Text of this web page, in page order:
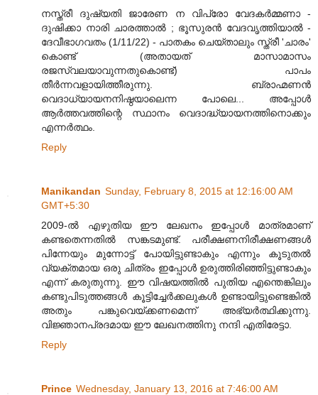
നസ്ത്രീ ദുഷ്യതി ജാരേണ ന വിപ്രോ വേദകര്‍മ്മണാ -
ദുഷിക്കാ നാരി ചാരത്താല്‍ ; ഭൂസുരന്‍ വേദവൃത്തിയാല്‍ -
ദേവീഭാഗവതം (1/11/22) - പാതകം ചെയ്താലും സ്ത്രീ 'ചാരം'
കൊണ്ട് (അതായത് മാസാമാസം
രജസ്വലയാവുന്നതുകൊണ്ട്) പാപം
തീര്‍ന്നവളായിത്തീരുന്നു. ബ്രാഹ്മണന്‍
വെദാധ്യായനനിഷ്ഠയാലെന്ന പോലെ... അപ്പോള്‍
ആര്‍ത്തവത്തിന്റെ സ്ഥാനം വെദാദ്ധ്യായനത്തിനൊക്കും
എന്നര്‍ത്ഥം.
Reply
Manikandan Sunday, February 8, 2015 at 12:16:00 AM
GMT+5:30
2009-ൽ എഴുതിയ ഈ ലേഖനം ഇപ്പോൾ മാത്രമാണ്
കണ്ടതെന്നതിൽ സങ്കടമുണ്ട്. പരീക്ഷണനിരീക്ഷണങ്ങൾ
പിന്നേയും മുന്നോട്ട് പോയിട്ടുണ്ടാകും എന്നും കൂടുതൽ
വ്യക്തമായ ഒരു ചിത്രം ഇപ്പോൾ ഉരുത്തിരിഞ്ഞിട്ടുണ്ടാകും
എന്ന് കരുതുന്നു. ഈ വിഷയത്തിൽ പുതിയ എന്തെങ്കിലും
കണ്ടുപിടുത്തങ്ങൾ കൂട്ടിച്ചേർക്കലുകൾ ഉണ്ടായിട്ടുണ്ടെങ്കിൽ
അതും പങ്കുവെയ്ക്കണമെന്ന് അഭ്യർത്ഥിക്കുന്നു.
വിജ്ഞാനപ്രദമായ ഈ ലേഖനത്തിനു നന്ദി എതിരേട്ടാ.
Reply
Prince Wednesday, January 13, 2016 at 7:46:00 AM